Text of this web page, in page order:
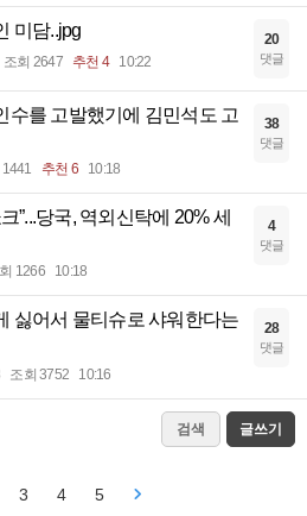
미담..jpg
조회 2647 추천 4 10:22
20
댓글
수를 고발했기에 김민석도 고
추천 6 10:18
38
댓글
”...당국, 역외신탁에 20% 세
1266 10:18
4
댓글
싫어서 물티슈로 샤워한다는
조회 3752 10:16
28
댓글
검색 글쓰기
3 4 5